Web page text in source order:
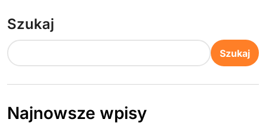
Szukaj
Szukaj
Najnowsze wpisy